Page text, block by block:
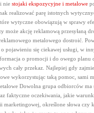
wręcza
doskonałe
producent
stojaków
reklamowych.
nie stojaki ekspozycyjne i metalowe
realizować parę istotnych
wytyczne obowiązują w sprawy
akcję reklamową przesyłaną
metalowego dostroić.
pojawieniu się ciekawej usługi, w
o promocji i do owego planu
cały przekaz. Najlepiej gdy
wykorzystując taką pomoc, sami
Dowolna grupa odbiorców ma
faktyczne oczekiwania, jakie
określone słowa czy